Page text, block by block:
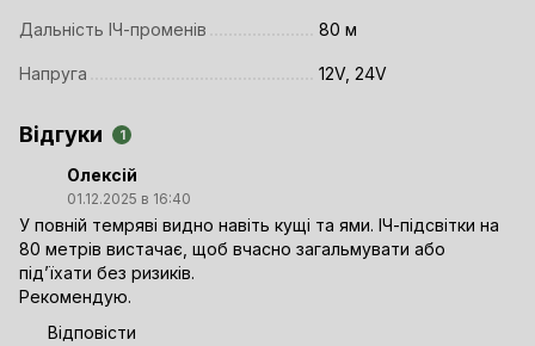
Дальність ІЧ-променів 80 м
Напруга 12V, 24V
Відгуки 1
Олексій
01.12.2025 в 16:40
У повній темряві видно навіть кущі та ями. ІЧ-підсвітки на
80 метрів вистачає, щоб вчасно загальмувати або
під’їхати без ризиків.
Рекомендую.
Відповісти